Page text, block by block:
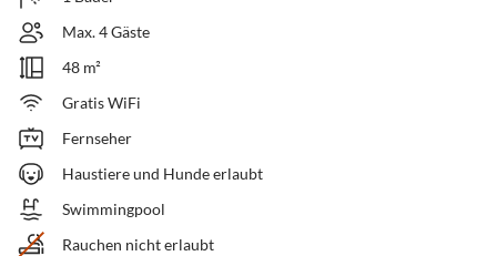
Max. 4 Gäste
48 m²
Gratis WiFi
Fernseher
Haustiere und Hunde erlaubt
Swimmingpool
Rauchen nicht erlaubt